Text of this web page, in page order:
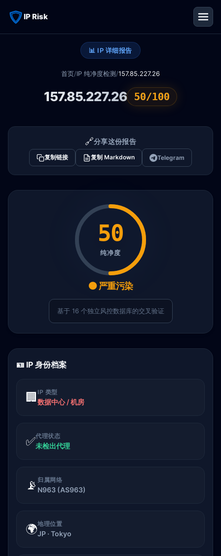
IP Risk
📊 IP 详细报告
首页/IP 纯净度检测/157.85.227.26
157.85.227.26 50/100
🔗分享这份报告
复制链接 复制 Markdown Telegram
50
纯净度
🟠 严重污染
基于 16 个独立风控数据库的交叉验证
🪪 IP 身份档案
🏢 IP 类型
数据中心 / 机房
✅代理状态
未检出代理
📡 归属网络
N963 (AS963)
🌍地理位置
JP · Tokyo